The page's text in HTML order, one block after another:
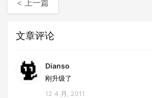
< 上一篇
文章评论
Dianso
刚升级了
12 4 月, 2011